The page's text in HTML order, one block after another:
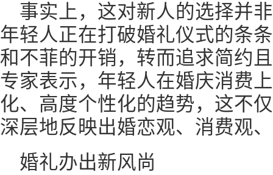
事实上，这对新人的选择并
年轻人正在打破婚礼仪式的条
和不菲的开销，转而追求简约
专家表示，年轻人在婚庆消费
化、高度个性化的趋势，这不
深层地反映出婚恋观、消费观
婚礼办出新风尚